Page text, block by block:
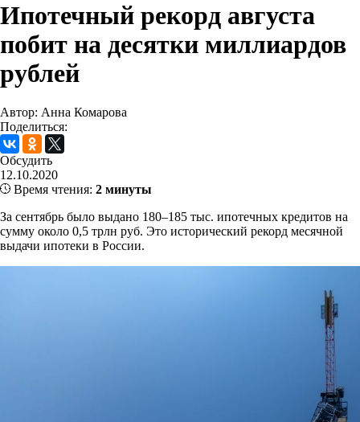
Ипотечный рекорд августа
побит на десятки миллиардов
рублей
Автор: Анна Комарова
Поделиться:
Обсудить
12.10.2020
Время чтения: 2 минуты
За сентябрь было выдано 180–185 тыс. ипотечных кредитов на
сумму около 0,5 трлн руб. Это исторический рекорд месячной
выдачи ипотеки в России.